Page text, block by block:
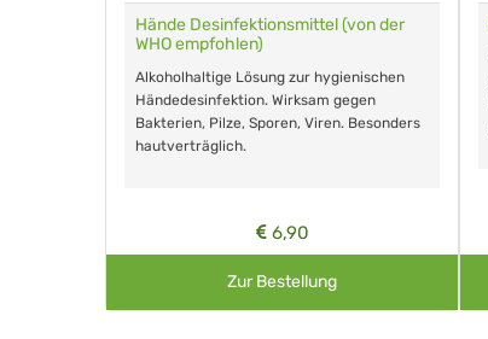
Hände Desinfektionsmittel (von der
WHO empfohlen)
Alkoholhaltige Lösung zur hygienischen
Händedesinfektion. Wirksam gegen
Bakterien, Pilze, Sporen, Viren. Besonders
hautverträglich.
6,90
Zur Bestellung